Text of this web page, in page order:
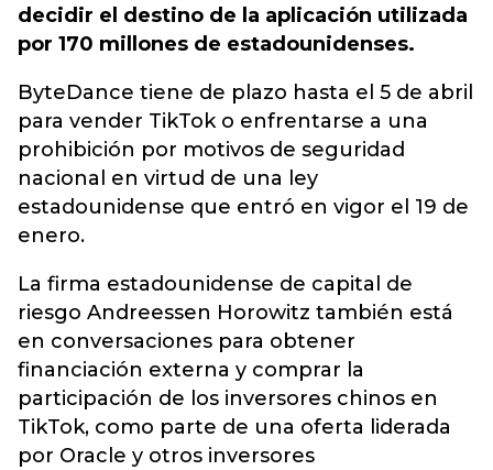
decidir el destino de la aplicación utilizada
por 170 millones de estadounidenses.
ByteDance tiene de plazo hasta el 5 de abril
para vender TikTok o enfrentarse a una
prohibición por motivos de seguridad
nacional en virtud de una ley
estadounidense que entró en vigor el 19 de
enero.
La firma estadounidense de capital de
riesgo Andreessen Horowitz también está
en conversaciones para obtener
financiación externa y comprar la
participación de los inversores chinos en
TikTok, como parte de una oferta liderada
por Oracle y otros inversores